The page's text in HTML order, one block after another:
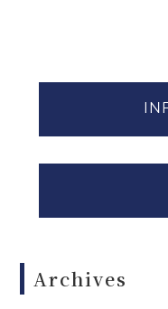
Archives